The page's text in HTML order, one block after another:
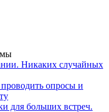
Никаких случайных
опросы и
для больших встреч.